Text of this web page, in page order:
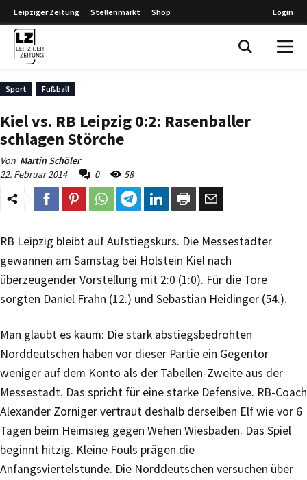
Leipziger Zeitung Stellenmarkt Shop Login
Sport Fußball
Kiel vs. RB Leipzig 0:2: Rasenballer
schlagen Störche
Von Martin Schöler
22. Februar 2014
0 58
RB Leipzig bleibt auf Aufstiegskurs. Die Messestädter
gewannen am Samstag bei Holstein Kiel nach
überzeugender Vorstellung mit 2:0 (1:0). Für die Tore
sorgten Daniel Frahn (12.) und Sebastian Heidinger (54.).
Man glaubt es kaum: Die stark abstiegsbedrohten
Norddeutschen haben vor dieser Partie ein Gegentor
weniger auf dem Konto als der Tabellen-Zweite aus der
Messestadt. Das spricht für eine starke Defensive. RB-Coach
Alexander Zorniger vertraut deshalb derselben Elf wie vor 6
Tagen beim Heimsieg gegen Wehen Wiesbaden. Das Spiel
beginnt hitzig. Kleine Fouls prägen die
Anfangsviertelstunde. Die Norddeutschen versuchen über